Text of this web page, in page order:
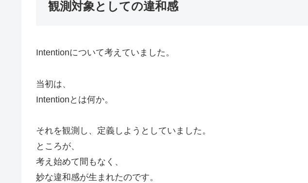
観測対象としての違和感
Intentionについて考えていました。
当初は、
Intentionとは何か。
それを観測し、定義しようとしていました。
ところが、
考え始めて間もなく、
妙な違和感が生まれたのです。